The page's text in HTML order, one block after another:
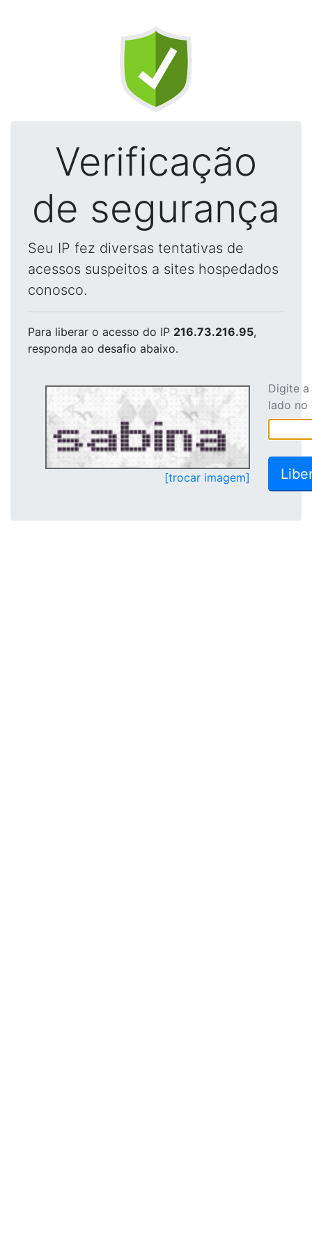
Verificação
de segurança
Seu IP fez diversas tentativas de
acessos suspeitos a sites hospedados
conosco.
Para liberar o acesso do IP 216.73.216.95,
responda ao desafio abaixo.
[trocar imagem]
Digite
lado no